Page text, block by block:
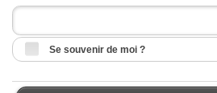
Se souvenir de moi ?